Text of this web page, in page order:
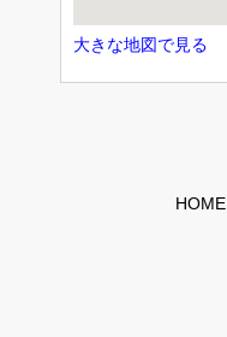
大きな地図で見る
HOME